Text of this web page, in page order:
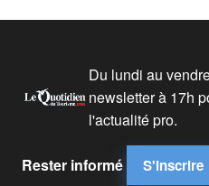
Du lundi au
newsletter à 17h
l'actualité pro.
Rester informé S'inscrire